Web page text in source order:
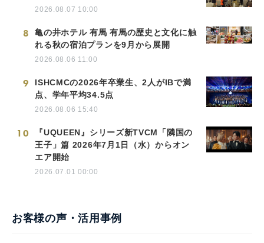
2026.08.07 10:00
8
亀の井ホテル 有馬 有馬の歴史と文化に触
れる秋の宿泊プランを9月から展開
2026.08.06 11:00
9
ISHCMCの2026年卒業生、2人がIBで満
点、学年平均34.5点
2026.08.06 15:40
10
『UQUEEN』シリーズ新TVCM「隣国の
王子」篇 2026年7月1日（水）からオン
エア開始
2026.07.01 00:00
お客様の声・活用事例